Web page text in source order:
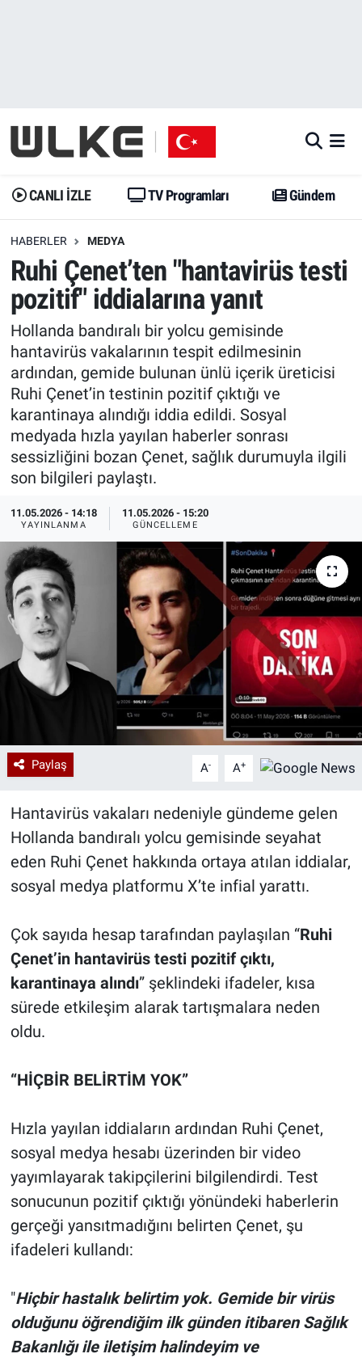
CANLI İZLE TV Programları Gündem
HABERLER MEDYA
Ruhi Çenet’ten "hantavirüs testi
pozitif" iddialarına yanıt
Hollanda bandıralı bir yolcu gemisinde
hantavirüs vakalarının tespit edilmesinin
ardından, gemide bulunan ünlü içerik üreticisi
Ruhi Çenet’in testinin pozitif çıktığı ve
karantinaya alındığı iddia edildi. Sosyal
medyada hızla yayılan haberler sonrası
sessizliğini bozan Çenet, sağlık durumuyla ilgili
son bilgileri paylaştı.
11.05.2026 - 14:18
YAYINLANMA
11.05.2026 - 15:20
GÜNCELLEME
Paylaş A- A+
Hantavirüs vakaları nedeniyle gündeme gelen
Hollanda bandıralı yolcu gemisinde seyahat
eden Ruhi Çenet hakkında ortaya atılan iddialar,
sosyal medya platformu X’te infial yarattı.
Çok sayıda hesap tarafından paylaşılan “Ruhi
Çenet’in hantavirüs testi pozitif çıktı,
karantinaya alındı” şeklindeki ifadeler, kısa
sürede etkileşim alarak tartışmalara neden
oldu.
“HİÇBİR BELİRTİM YOK”
Hızla yayılan iddiaların ardından Ruhi Çenet,
sosyal medya hesabı üzerinden bir video
yayımlayarak takipçilerini bilgilendirdi. Test
sonucunun pozitif çıktığı yönündeki haberlerin
gerçeği yansıtmadığını belirten Çenet, şu
ifadeleri kullandı:
"Hiçbir hastalık belirtim yok. Gemide bir virüs
olduğunu öğrendiğim ilk günden itibaren Sağlık
Bakanlığı ile iletişim halindeyim ve
Gündem
Dünya
Erişim Bilgileri
Ekonomi
Trend
Özel Haberler
Yazarlar
Gündem
Trend
Erişim Bilgileri
Spor
Ekonomi
Dünya
Medya
Özel Haberler
Kadın
Erişim Bilgileri
Sağlık
Teknoloji
Ramazan
İstanbul Namaz Vakitleri
Trafik Durumu
Erişim Bilgileri
Tüm Manşetler
Son Dakika Haberleri
Haber Arşivi